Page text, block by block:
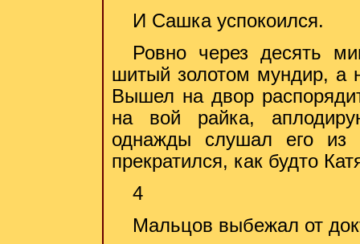
И Сашка успокоился.
Ровно через десять
шитый золотом мундир, а
Вышел на двор
на вой райка,
однажды слушал его из
прекратился, как будто
4
Мальцов выбежал от